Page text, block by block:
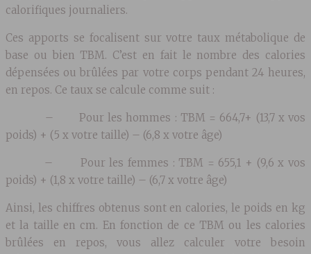
calorifiques journaliers.
Ces apports se focalisent sur votre taux métabolique de
base ou bien TBM. C’est en fait le nombre des calories
dépensées ou brûlées par votre corps pendant 24 heures,
en repos. Ce taux se calcule comme suit :
– Pour les hommes : TBM = 664,7+ (13,7 x vos
poids) + (5 x votre taille) – (6,8 x votre âge)
– Pour les femmes : TBM = 655,1 + (9,6 x vos
poids) + (1,8 x votre taille) – (6,7 x votre âge)
Ainsi, les chiffres obtenus sont en calories, le poids en kg
et la taille en cm. En fonction de ce TBM ou les calories
brûlées en repos, vous allez calculer votre besoin